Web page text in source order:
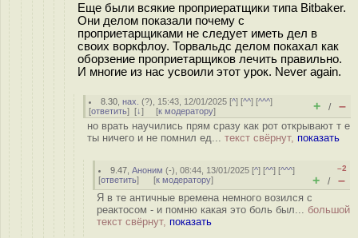
Еще были всякие проприератщики типа Bitbaker.
Они делом показали почему с
проприетарщиками не следует иметь дел в
своих воркфлоу. Торвальдс делом покахал как
оборзение проприетарщиков лечить правильно.
И многие из нас усвоили этот урок. Never again.
8.30 ,нах. (?), 15:43, 12/01/2025 [^] [^^] [^^^]
[ответить] [↓] [к модератору] + / –
но врать научились прям сразу как рот открывают т е
ты ничего и не помнил ед... текст свёрнут, показать
9.47 ,Аноним (-), 08:44, 13/01/2025 [^] [^^] [^^^]
[ответить] [к модератору]
–2
+ / –
Я в те античные времена немного возился с
реактосом - и помню какая это боль был... большой
текст свёрнут, показать